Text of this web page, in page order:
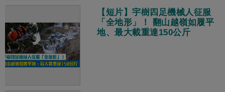
【短片】宇樹四足機械人征服
「全地形」！ 翻山越嶺如履平
地、最大載重達150公斤